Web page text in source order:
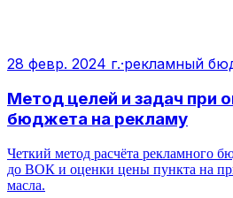
28 февр. 2024 г.·рекламный
Метод целей и задач при
бюджета на рекламу
Четкий метод расчёта рекламного
до ВОК и оценки цены пункта на
масла.